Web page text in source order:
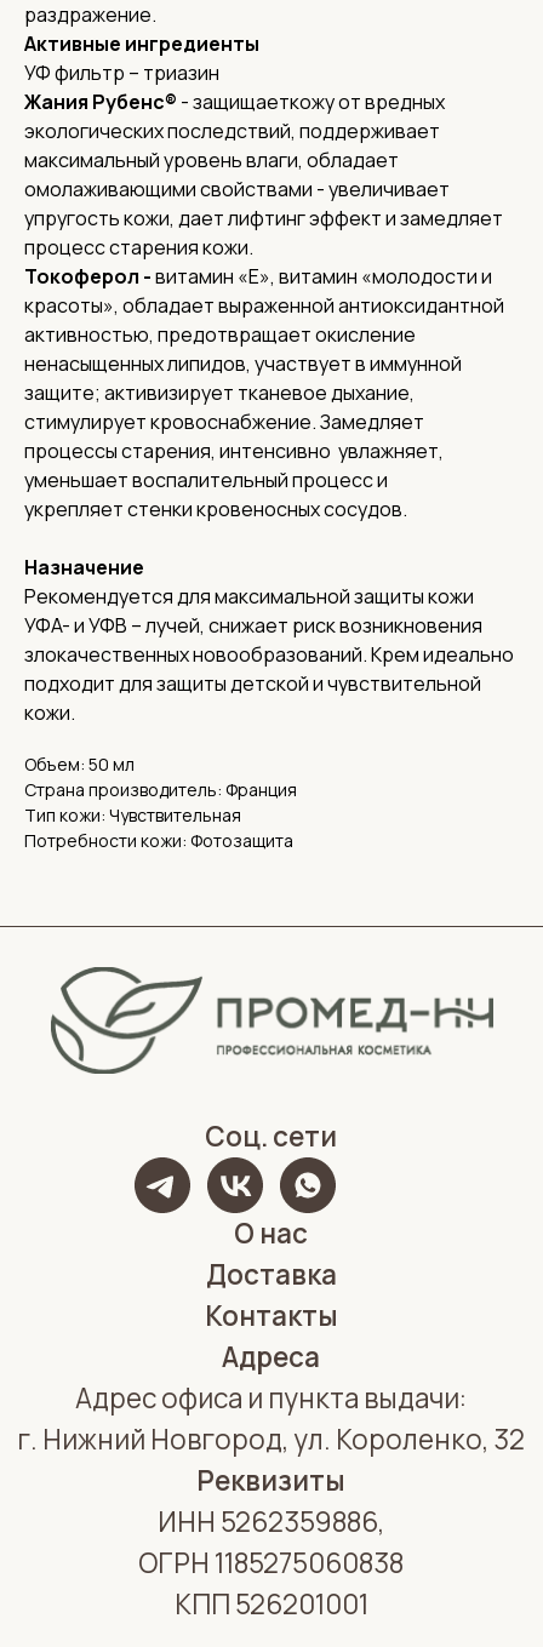
раздражение.
Активные ингредиенты
УФ фильтр – триазин
Жания Рубенс® - защищаеткожу от вредных
экологических последствий, поддерживает
максимальный уровень влаги, обладает
омолаживающими свойствами - увеличивает
упругость кожи, дает лифтинг эффект и замедляет
процесс старения кожи.
Токоферол -витамин «Е», витамин «молодости и
красоты», обладает выраженной антиоксидантной
активностью, предотвращает окисление
ненасыщенных липидов, участвует в иммунной
защите; активизирует тканевое дыхание,
стимулирует кровоснабжение. Замедляет
процессы старения, интенсивно увлажняет,
уменьшает воспалительный процесс и
укрепляет стенки кровеносных сосудов.
Назначение
Рекомендуется для максимальной защиты кожи
УФA- и УФВ – лучей, снижает риск возникновения
злокачественных новообразований. Крем идеально
подходит для защиты детской и чувствительной
кожи.
Объем: 50 мл
Страна производитель: Франция
Тип кожи: Чувствительная
Потребности кожи: Фотозащита
Соц. сети
Доставка
Контакты
Адреса
Адрес офиса и пункта выдачи:
г. Нижний Новгород, ул. Короленко, 32
ИНН 5262359886,
ОГРН 1185275060838
КПП 526201001
Политика конфиденциальности
Обработка персональных данных